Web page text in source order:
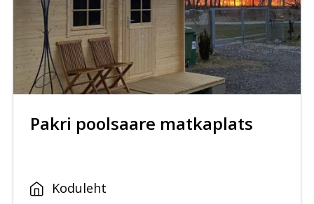
Pakri poolsaare matkaplats
Koduleht